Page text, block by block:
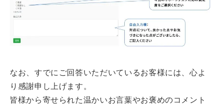
なお、すでにご回答いただいているお客様には、心よ
り感謝申し上げます。
皆様から寄せられた温かいお言葉やお褒めのコメント